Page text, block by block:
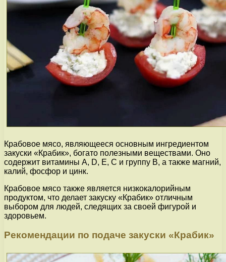
Крабовое мясо, являющееся основным ингредиентом
закуски «Крабик», богато полезными веществами. Оно
содержит витамины A, D, E, C и группу В, а также магний,
калий, фосфор и цинк.
Крабовое мясо также является низкокалорийным
продуктом, что делает закуску «Крабик» отличным
выбором для людей, следящих за своей фигурой и
здоровьем.
Рекомендации по подаче закуски «Крабик»